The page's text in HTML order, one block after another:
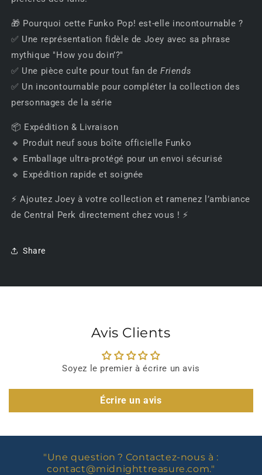
🎁 Pourquoi cette Funko Pop! est-elle incontournable ?
✅ Une représentation fidèle de Joey avec sa phrase
mythique "How you doin’?"
✅ Une pièce culte pour tout fan deFriends
✅ Un incontournable pour compléter la collection des
personnages de la série
📦 Expédition & Livraison
🔹 Produit neuf sous boîte officielle Funko
🔹 Emballage ultra-protégé pour un envoi sécurisé
🔹 Expédition rapide et soignée
⚡ Ajoutez Joey à votre collection et ramenez l’ambiance
de Central Perk directement chez vous ! ⚡
Share
Avis Clients
Soyez le premier à écrire un avis
Écrire un avis
"Une question ? Contactez-nous à :
contact@midnighttreasure.com."